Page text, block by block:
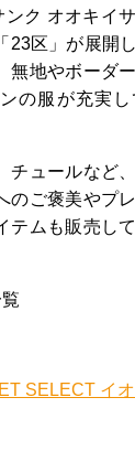
ンク オオキイ
23区」が展開
無地やボーダ
の服が充実
チュールなど
のご褒美やプ
テムも販売し
SELECT イ